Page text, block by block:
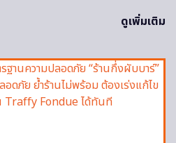
ดูเพิ่มเติม